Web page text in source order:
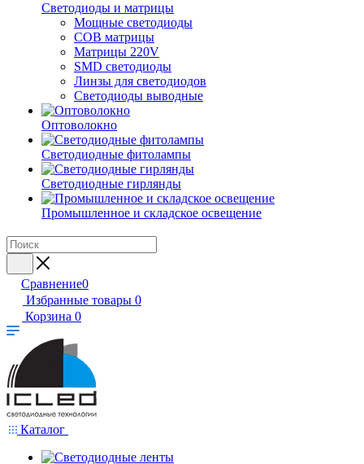
Светодиоды и матрицы
Мощные светодиоды
COB матрицы
Матрицы 220V
SMD светодиоды
Линзы для светодиодов
Светодиоды выводные
Оптоволокно
Светодиодные фитолампы
Светодиодные гирлянды
Промышленное и складское освещение
Сравнение0
Избранные товары 0
Корзина 0
Каталог